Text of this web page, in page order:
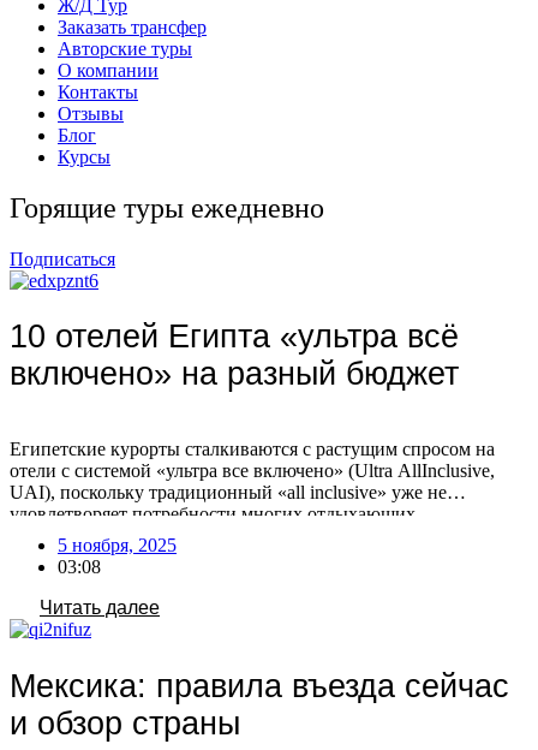
Ж/Д Тур
Заказать трансфер
Авторские туры
О компании
Контакты
Отзывы
Блог
Курсы
Горящие туры ежедневно
Подписаться
10 отелей Египта «ультра всё
включено» на разный бюджет
Египетские курорты сталкиваются с растущим спросом на
отели с системой «ультра все включено» (Ultra AllInclusive,
UAI), поскольку традиционный «all inclusive» уже не
удовлетворяет потребности многих отдыхающих.
Туроператоры фиксируют увеличение числа бронирований по
этой системе, что связано с изменением предпочтений
туристов. Путешественники все чаще выбирают отели с
расширенным пакетом услуг, стремясь к максимальному
комфорту и предсказуемости […]
5 ноября, 2025
03:08
Читать далее
Мексика: правила въезда сейчас
и обзор страны